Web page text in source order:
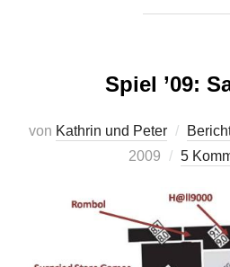
Spiel ’09:
von Kathrin und Peter
2009
5